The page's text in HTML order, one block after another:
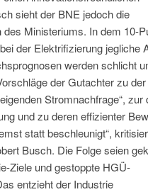
sieht der BNE jedoch die
Ministeriums. In dem 10-
der Elektrifizierung jegliche
werden schlicht
der Gutachter zu der
Stromnachfrage“, zur
und zu deren effizienter
statt beschleunigt“,
Busch. Die Folge seien
Ziele und gestoppte HGÜ-
entzieht der Industrie